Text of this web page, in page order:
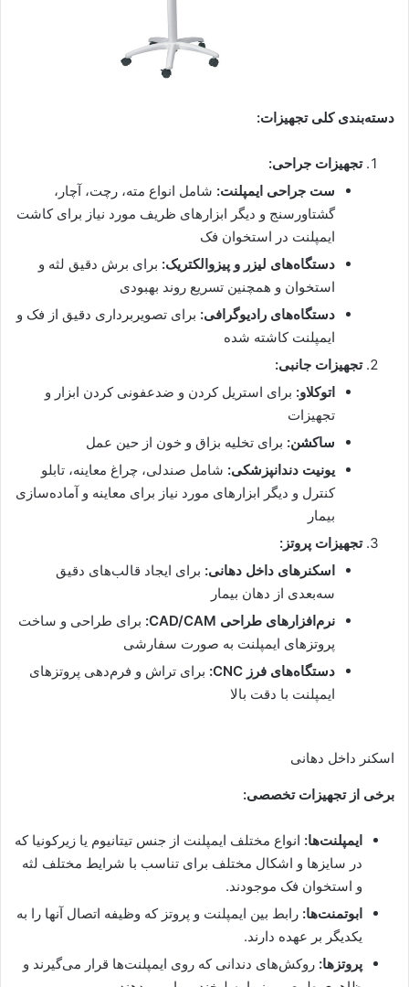
دسته‌بندی کلی تجهیزات:
تجهیزات جراحی:
ست جراحی ایمپلنت: شامل انواع مته، رچت، آچار،
گشتاورسنج و دیگر ابزارهای ظریف مورد نیاز برای کاشت
ایمپلنت در استخوان فک
دستگاه‌های لیزر و پیزوالکتریک: برای برش دقیق لثه و
استخوان و همچنین تسریع روند بهبودی
دستگاه‌های رادیوگرافی: برای تصویربرداری دقیق از فک و
ایمپلنت کاشته شده
تجهیزات جانبی:
اتوکلاو: برای استریل کردن و ضدعفونی کردن ابزار و
تجهیزات
ساکشن: برای تخلیه بزاق و خون از حین عمل
یونیت دندانپزشکی: شامل صندلی، چراغ معاینه، تابلو
کنترل و دیگر ابزارهای مورد نیاز برای معاینه و آماده‌سازی
بیمار
تجهیزات پروتز:
اسکنرهای داخل دهانی: برای ایجاد قالب‌های دقیق
سه‌بعدی از دهان بیمار
نرم‌افزارهای طراحی CAD/CAM:
برای طراحی و ساخت
پروتزهای ایمپلنت به صورت سفارشی
دستگاه‌های فرز CNC:
برای تراش و فرم‌دهی پروتزهای
ایمپلنت با دقت بالا
اسکنر داخل دهانی
برخی از تجهیزات تخصصی:
ایمپلنت‌ها: انواع مختلف ایمپلنت از جنس تیتانیوم یا زیرکونیا که
در سایزها و اشکال مختلف برای تناسب با شرایط مختلف لثه
و استخوان فک موجودند.
ابوتمنت‌ها: رابط بین ایمپلنت و پروتز که وظیفه اتصال آنها را به
یکدیگر بر عهده دارند.
پروتزها: روکش‌های دندانی که روی ایمپلنت‌ها قرار می‌گیرند و